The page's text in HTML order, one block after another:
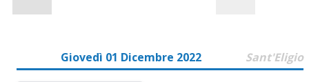
Giovedì 01 Dicembre 2022 Sant'Eligio